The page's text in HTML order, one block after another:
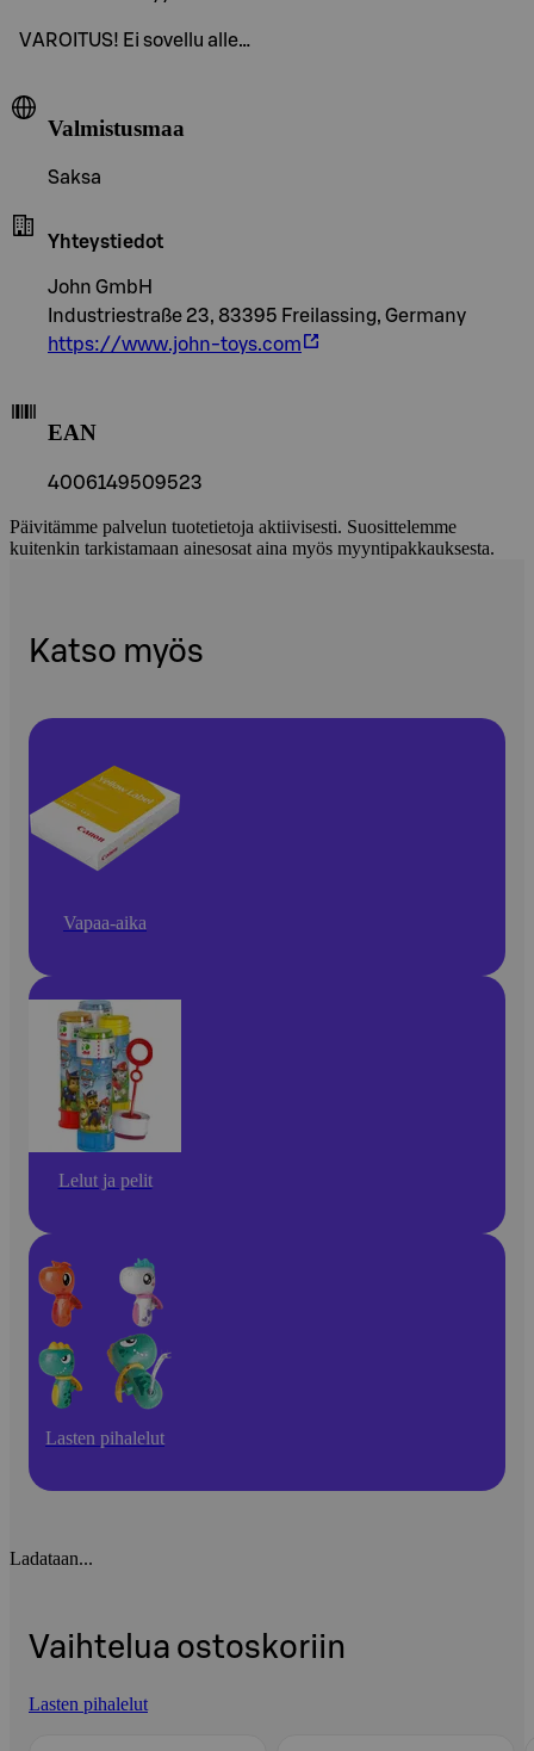
VAROITUS! Ei sovellu alle…
Valmistusmaa
Saksa
Yhteystiedot
John GmbH
Industriestraße 23, 83395 Freilassing, Germany
https://www.john-toys.com
EAN
4006149509523
Päivitämme palvelun tuotetietoja aktiivisesti. Suosittelemme
kuitenkin tarkistamaan ainesosat aina myös myyntipakkauksesta.
Katso myös
Vapaa-aika
Lelut ja pelit
Lasten pihalelut
Ladataan...
Vaihtelua ostoskoriin
Lasten pihalelut